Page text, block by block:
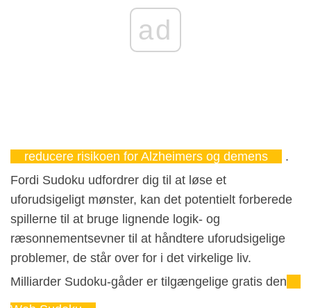
ad
reducere risikoen for Alzheimers og demens
.
Fordi Sudoku udfordrer dig til at løse et
uforudsigeligt mønster, kan det potentielt forberede
spillerne til at bruge lignende logik- og
ræsonnementsevner til at håndtere uforudsigelige
problemer, de står over for i det virkelige liv.
Milliarder Sudoku-gåder er tilgængelige gratis den